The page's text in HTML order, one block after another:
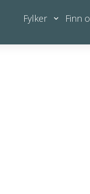
Fylker Finn